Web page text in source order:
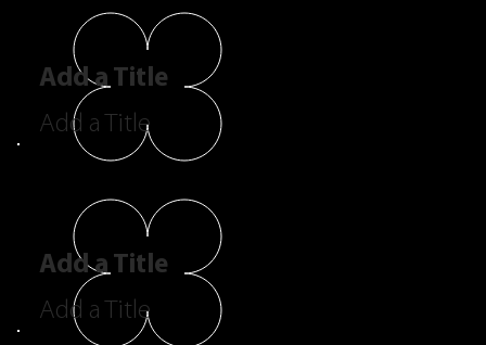
Add a Title
Add a Title
Add a Title
Add a Title